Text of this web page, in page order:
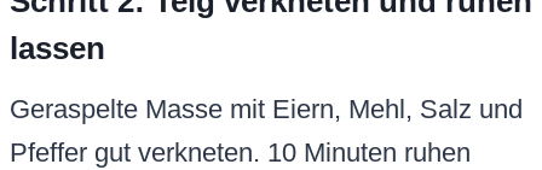
lassen
Geraspelte Masse mit Eiern, Mehl, Salz und
Pfeffer gut verkneten. 10 Minuten ruhen